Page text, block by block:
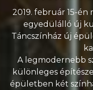
2019. február 15-
egyedülálló új
Táncszínház új
A legmodernebb
különleges
épületben két